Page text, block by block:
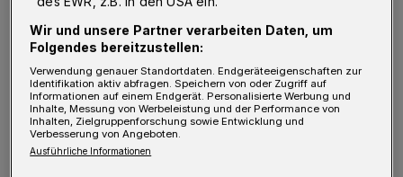
besteht aus Veränderungen und Lernen. Jeder
hat das Recht, dazulernen zu dürfen. Manche
lernen schnell, manche langsamer und
manche tun sich mit dem Lernen schwer. Und
dann gibt es jene, die beratungsresistent sind.
Wir und unsere Partner verarbeiten Daten, um
Folgendes bereitzustellen:
Verwendung genauer Standortdaten. Endgeräteeigenschaften zur
Identifikation aktiv abfragen. Speichern von oder Zugriff auf
Informationen auf einem Endgerät. Personalisierte Werbung und
Inhalte, Messung von Werbeleistung und der Performance von
Inhalten, Zielgruppenforschung sowie Entwicklung und
Verbesserung von Angeboten.
Ausführliche Informationen